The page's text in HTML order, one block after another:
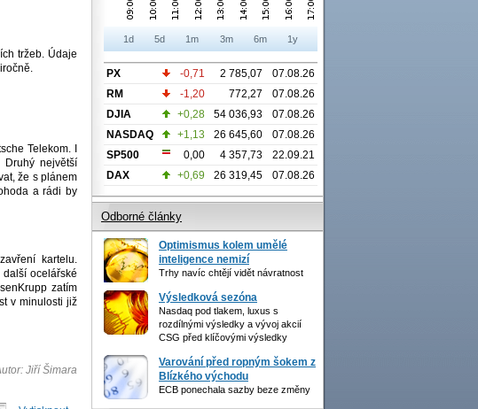
tržeb. Údaje
Telekom. I
největší
že s plánem
a rádi by
kartelu.
ocelářské
zatím
v minulosti již
Jiří Šimara
1d 5d 1m 3m 6m 1y
PX -0,71 2 785,07
07.08.26
RM
-1,20 772,27
07.08.26
DJIA
+0,28 54 036,93
07.08.26
NASDAQ
+1,13 26 645,60
07.08.26
SP500
0,00 4 357,73
22.09.21
DAX
+0,69 26 319,45 07.08.26
Odborné články
Optimismus kolem umělé
inteligence nemizí
Trhy navíc chtějí vidět návratnost
Výsledková sezóna
Nasdaq pod tlakem, luxus s
rozdílnými výsledky a vývoj akcií
CSG před klíčovými výsledky
Varování před ropným šokem z
Blízkého východu
ECB ponechala sazby beze změny